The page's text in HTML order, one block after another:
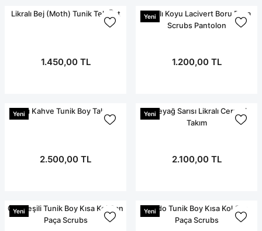
Likralı Bej (Moth) Tunik Tek Üst
1.450,00 TL
Yeni
Likralı Koyu Lacivert Boru Paça
Scrubs Pantolon
1.200,00 TL
YeniAcı Kahve Tunik Boy Takım
2.500,00 TL
Yeni
Tereyağ Sarısı Likralı Cerrahi
Takım
2.100,00 TL
Yeni
Çim Yeşili Tunik Boy Kısa Kol Çan
Paça Scrubs
Yeni
Bordo Tunik Boy Kısa Kol Çan
Paça Scrubs